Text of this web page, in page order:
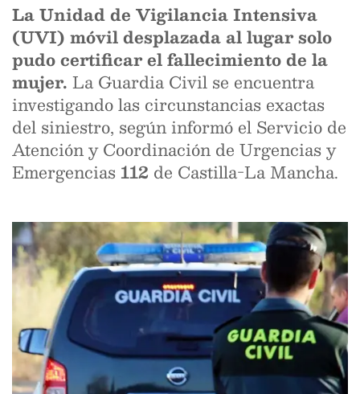
La Unidad de Vigilancia Intensiva
(UVI) móvil desplazada al lugar solo
pudo certificar el fallecimiento de la
mujer. La Guardia Civil se encuentra
investigando las circunstancias exactas
del siniestro, según informó el Servicio de
Atención y Coordinación de Urgencias y
Emergencias 112 de Castilla-La Mancha.